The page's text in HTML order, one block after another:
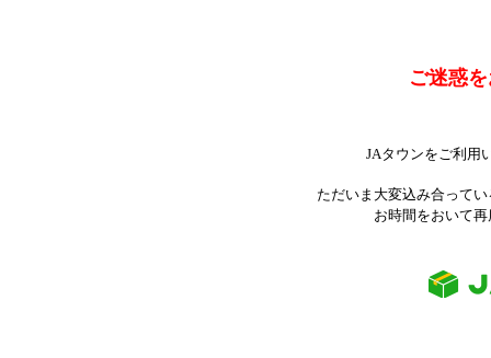
ご迷惑
JAタウンをご利用
ただいま大変込み合って
お時間をおいて